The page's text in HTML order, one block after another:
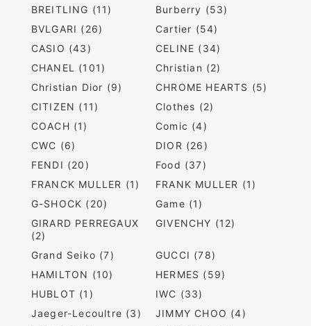
BREITLING (11)
Burberry (53)
BVLGARI (26)
Cartier (54)
CASIO (43)
CELINE (34)
CHANEL (101)
Christian (2)
Christian Dior (9)
CHROME HEARTS (5)
CITIZEN (11)
Clothes (2)
COACH (1)
Comic (4)
CWC (6)
DIOR (26)
FENDI (20)
Food (37)
FRANCK MULLER (1)
FRANK MULLER (1)
G-SHOCK (20)
Game (1)
GIRARD PERREGAUX
(2)
GIVENCHY (12)
Grand Seiko (7)
GUCCI (78)
HAMILTON (10)
HERMES (59)
HUBLOT (1)
IWC (33)
Jaeger-Lecoultre (3)
JIMMY CHOO (4)